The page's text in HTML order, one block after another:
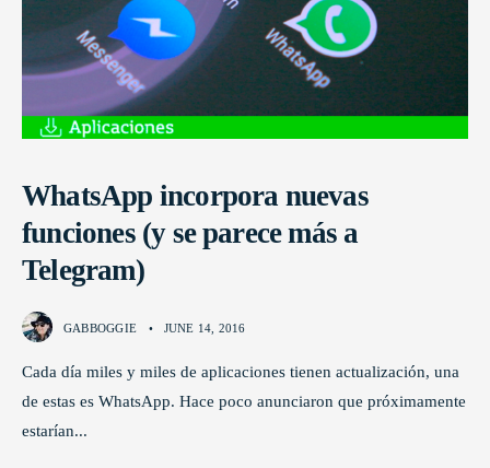
WhatsApp incorpora nuevas
funciones (y se parece más a
Telegram)
GABBOGGIE • JUNE 14, 2016
Cada día miles y miles de aplicaciones tienen actualización, una
de estas es WhatsApp. Hace poco anunciaron que próximamente
estarían...